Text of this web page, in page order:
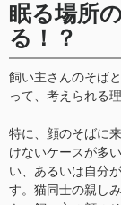
眠る場所
る！？
飼い主さんのそば
って、考えられる
特に、顔のそばに
けないケースが多
い、あるいは自分
す。猫同士の親し